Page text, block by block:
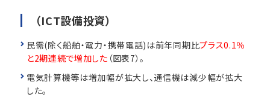
（ICT設備投資）
民需(除く船舶・電力・携帯電話)は前年同期比プラス0.1％
と2期連続で増加した （図表7）。
電気計算機等は増加幅が拡大し、通信機は減少幅が拡大
した。